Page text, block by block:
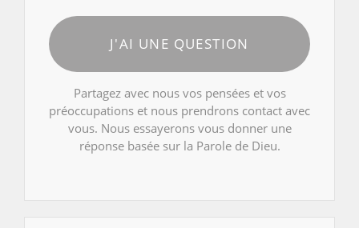
J'AI UNE QUESTION
Partagez avec nous vos pensées et vos
préoccupations et nous prendrons contact avec
vous. Nous essayerons vous donner une
réponse basée sur la Parole de Dieu.